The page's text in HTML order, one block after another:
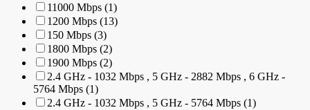
11000 Mbps (1)
1200 Mbps (13)
150 Mbps (3)
1800 Mbps (2)
1900 Mbps (2)
2.4 GHz - 1032 Mbps , 5 GHz - 2882 Mbps , 6 GHz -
5764 Mbps (1)
2.4 GHz - 1032 Mbps , 5 GHz - 5764 Mbps (1)